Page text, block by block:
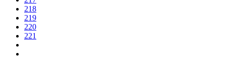
218
219
220
221